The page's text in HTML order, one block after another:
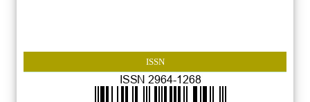
ISSN